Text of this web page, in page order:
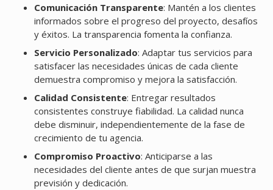
Comunicación Transparente: Mantén a los clientes
informados sobre el progreso del proyecto, desafíos
y éxitos. La transparencia fomenta la confianza.
Servicio Personalizado: Adaptar tus servicios para
satisfacer las necesidades únicas de cada cliente
demuestra compromiso y mejora la satisfacción.
Calidad Consistente: Entregar resultados
consistentes construye fiabilidad. La calidad nunca
debe disminuir, independientemente de la fase de
crecimiento de tu agencia.
Compromiso Proactivo: Anticiparse a las
necesidades del cliente antes de que surjan muestra
previsión y dedicación.